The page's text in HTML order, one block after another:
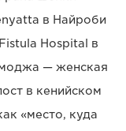
в Найроби
Hospital в
— женская
в кенийском
«место, куда